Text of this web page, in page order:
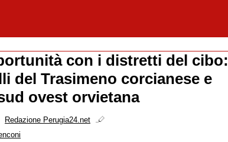
con i distretti del cibo:
del Trasimeno corcianese e
ovest orvietana
Redazione Perugia24.net